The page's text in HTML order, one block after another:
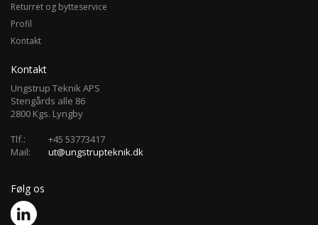
Returret og bytteservice
Profil
Kontakt
Kontakt
Ungstrup Teknik APS
Stengårds alle 86
2800 Kgs. Lyngby
Tlf.:
+45 53773417
Mail:
ut@ungstrupteknik.dk
Følg os